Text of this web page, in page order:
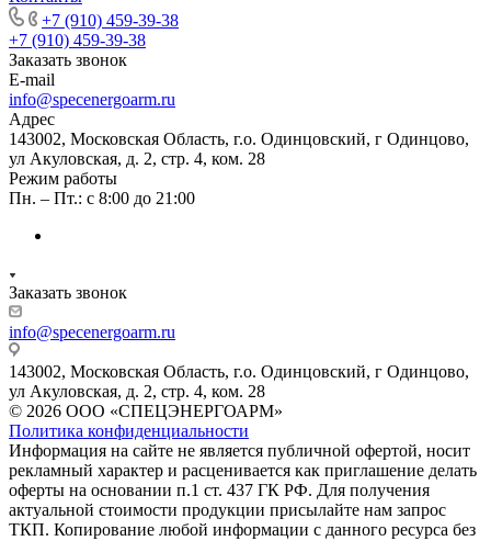
+7 (910) 459-39-38
+7 (910) 459-39-38
Заказать звонок
E-mail
info@specenergoarm.ru
Адрес
143002, Московская Область, г.о. Одинцовский, г Одинцово,
ул Акуловская, д. 2, стр. 4, ком. 28
Режим работы
Пн. – Пт.: с 8:00 до 21:00
Заказать звонок
info@specenergoarm.ru
143002, Московская Область, г.о. Одинцовский, г Одинцово,
ул Акуловская, д. 2, стр. 4, ком. 28
© 2026 ООО «СПЕЦЭНЕРГОАРМ»
Политика конфиденциальности
Информация на сайте не является публичной офертой, носит
рекламный характер и расценивается как приглашение делать
оферты на основании п.1 ст. 437 ГК РФ. Для получения
актуальной стоимости продукции присылайте нам запрос
ТКП. Копирование любой информации с данного ресурса без